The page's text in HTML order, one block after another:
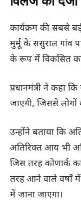
कार्यक्रम की सबसे
मुर्मू के ससुराल गांव
के रूप में विकसित
प्रधानमंत्री ने कहा
जाएगी, जिससे
उन्होंने बताया कि
अतिरिक्त आय भी
जिस तरह कोणार्क
तरह आने वाले वर्षों
में जाना जाएगा।